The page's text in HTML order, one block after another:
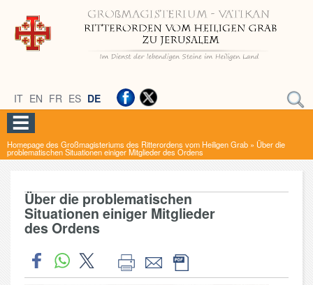
IT EN FR ES DE
Homepage des Großmagisteriums des Ritterordens vom Heiligen Grab » Über die
problematischen Situationen einiger Mitglieder des Ordens
Über die problematischen
Situationen einiger Mitglieder
des Ordens